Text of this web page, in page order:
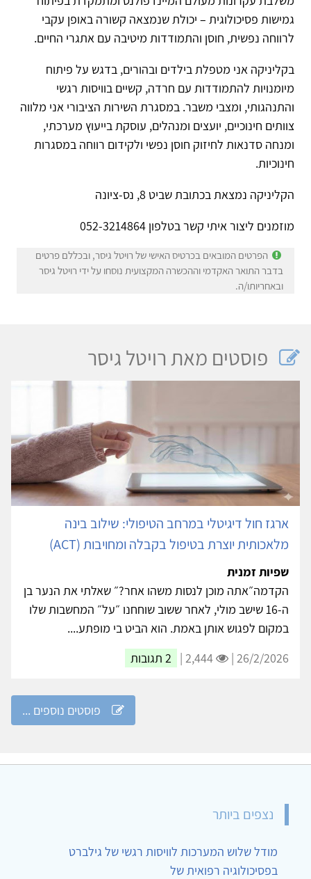
גמישות פסיכולוגית – יכולת שנמצאה קשורה באופן עקבי
לרווחה נפשית, חוסן והתמודדות מיטיבה עם אתגרי החיים.
בקליניקה אני מטפלת בילדים ובהורים, בדגש על פיתוח
מיומנויות להתמודדות עם חרדה, קשיים בוויסות רגשי
והתנהגותי, ומצבי משבר. במסגרת השירות הציבורי אני מלווה
צוותים חינוכיים, יועצים ומנהלים, עוסקת בייעוץ מערכתי,
ומנחה סדנאות לחיזוק חוסן נפשי ולקידום רווחה במסגרות
חינוכיות.
הקליניקה נמצאת בכתובת שביט 8, נס-ציונה
מוזמנים ליצור איתי קשר בטלפון 052-3214864
הפרטים המובאים בכרטיס האישי של רויטל גיסר, ובכללם פרטים
בדבר התואר האקדמי וההכשרה המקצועית נוסחו על ידי רויטל גיסר
ובאחריותו/ה.
פוסטים מאת רויטל גיסר
ארגז חול דיגיטלי במרחב הטיפולי: שילוב בינה
מלאכותית יוצרת בטיפול בקבלה ומחויבות (ACT)
שפיות זמנית
הקדמה״אתה מוכן לנסות משהו אחר?״ שאלתי את הנער בן
ה-16 שישב מולי, לאחר ששוב שוחחנו ״על״ המחשבות שלו
במקום לפגוש אותן באמת. הוא הביט בי מופתע....
26/2/2026 |
2 תגובות
פוסטים נוספים ...
נצפים ביותר
מודל שלוש המערכות לוויסות רגשי של גילברט
בפסיכולוגיה רפואית של